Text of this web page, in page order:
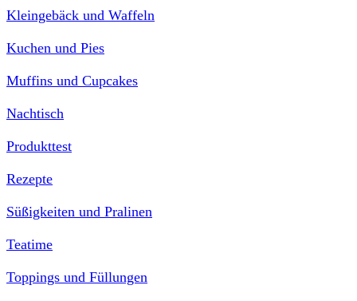
Kleingebäck und Waffeln
Kuchen und Pies
Muffins und Cupcakes
Nachtisch
Produkttest
Rezepte
Süßigkeiten und Pralinen
Teatime
Toppings und Füllungen